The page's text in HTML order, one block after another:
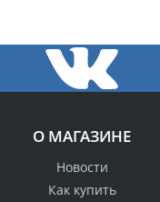
О МАГАЗИНЕ
Новости
Как купить